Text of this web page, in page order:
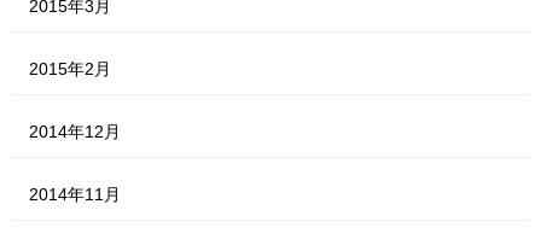
2015年3月
2015年2月
2014年12月
2014年11月